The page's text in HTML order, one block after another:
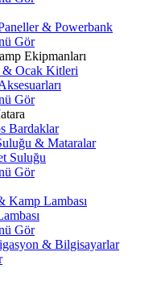
& Powerbank
Gör
Ekipmanları
& Ocak Kitleri
Gör
Bardaklar
& Mataralar
Suluğu
Gör
Kamp Lambası
Gör
& Bilgisayarlar